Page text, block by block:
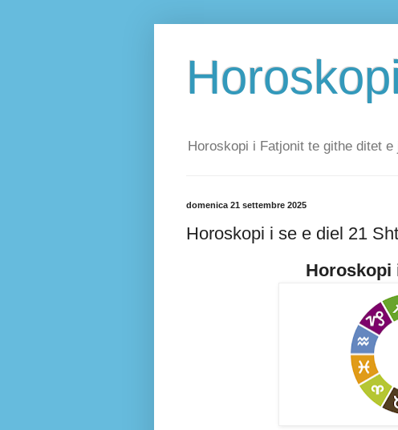
Horoskopi i Fatjonit te githe ditet e
domenica 21 settembre 2025
Horoskopi i se e diel 21
Horoskopi